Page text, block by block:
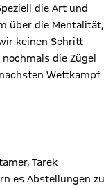
die Art und
über die Mentalität,
keinen Schritt
die Zügel
Wettkampf
Tarek
es Abstellungen zu